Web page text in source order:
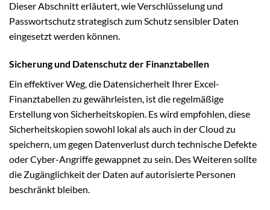
Dieser Abschnitt erläutert, wie Verschlüsselung und
Passwortschutz strategisch zum Schutz sensibler Daten
eingesetzt werden können.
Sicherung und Datenschutz der Finanztabellen
Ein effektiver Weg, die Datensicherheit Ihrer Excel-
Finanztabellen zu gewährleisten, ist die regelmäßige
Erstellung von Sicherheitskopien. Es wird empfohlen, diese
Sicherheitskopien sowohl lokal als auch in der Cloud zu
speichern, um gegen Datenverlust durch technische Defekte
oder Cyber-Angriffe gewappnet zu sein. Des Weiteren sollte
die Zugänglichkeit der Daten auf autorisierte Personen
beschränkt bleiben.